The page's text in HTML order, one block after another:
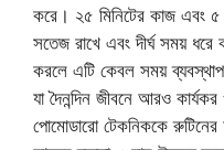
করে। ২৫ মিনিটের কাজ এবং ৫
সতেজ রাখে এবং দীর্ঘ সময় ধরে
করলে এটি কেবল সময়
যা দৈনন্দিন জীবনে আরও
পোমোডারো টেকনিককে